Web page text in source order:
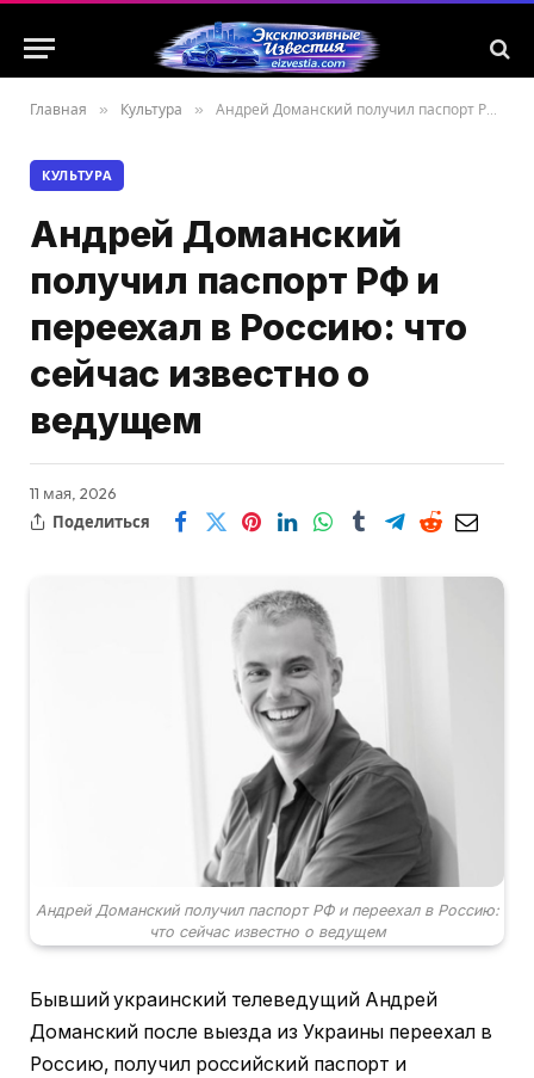
Главная » Культура » Андрей Доманский получил паспорт РФ и переехал в Россию: что сейчас известно о ведущем
КУЛЬТУРА
Андрей Доманский
получил паспорт РФ и
переехал в Россию: что
сейчас известно о
ведущем
11 мая, 2026
Поделиться
Андрей Доманский получил паспорт РФ и переехал в Россию:
что сейчас известно о ведущем
Бывший украинский телеведущий Андрей
Доманский после выезда из Украины переехал в
Россию, получил российский паспорт и